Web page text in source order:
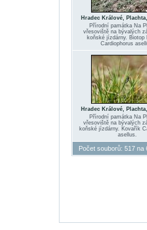
Hradec Králové,
Přírodní památka Na
vřesoviště na bývalých
koňské jízdárny. Biotop
Cardiophorus
Hradec Králové,
Přírodní památka Na
vřesoviště na bývalých
koňské jízdárny. Kovařík
asellus.
Počet souborů: 517 na